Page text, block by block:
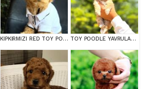
KIPKIRMIZI RED TOY POODLE SEVİMLİ YAVRULAR TOY POODLE YAVRULARIM